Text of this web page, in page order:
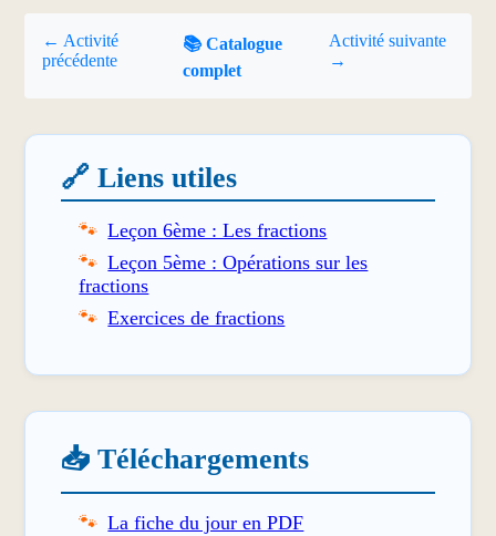
← Activité
précédente
📚 Catalogue
complet
Activité suivante
→
🔗 Liens utiles
Leçon 6ème : Les fractions
Leçon 5ème : Opérations sur les
fractions
Exercices de fractions
📥 Téléchargements
La fiche du jour en PDF